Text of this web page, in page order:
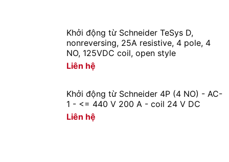
Thiết Bị Điện Hoàng Chiến Bình Dươnglà đơn vị phân
phối Đèn led Duhal tại Bình Dương với dịch vụ hậu mãi
Giá cạnh tranh nhất trong khu vực.
Giao hàng nhanh chóng.
Nhận báo giá tốt nhất.
Khởi động từ Schneider TeSys D,
nonreversing, 25A resistive, 4 pole, 4
NO, 125VDC coil, open style
Liên hệ
Khởi động từ Schneider 4P (4 NO) - AC-
1 - <= 440 V 200 A - coil 24 V DC
Liên hệ